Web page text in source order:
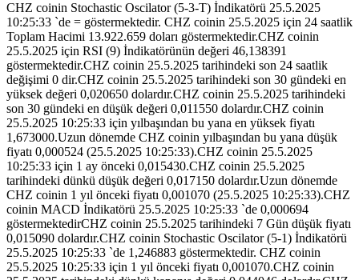
CHZ coinin Stochastic Oscilator (5-3-T) İndikatörü 25.5.2025
10:25:33 `de = göstermektedir. CHZ coinin 25.5.2025 için 24 saatlik
Toplam Hacimi 13.922.659 doları göstermektedir.CHZ coinin
25.5.2025 için RSI (9) İndikatörünün değeri 46,138391
göstermektedir.CHZ coinin 25.5.2025 tarihindeki son 24 saatlik
değişimi 0 dir.CHZ coinin 25.5.2025 tarihindeki son 30 gündeki en
yüksek değeri 0,020650 dolardır.CHZ coinin 25.5.2025 tarihindeki
son 30 gündeki en düşük değeri 0,011550 dolardır.CHZ coinin
25.5.2025 10:25:33 için yılbaşından bu yana en yüksek fiyatı
1,673000.Uzun dönemde CHZ coinin yılbaşından bu yana düşük
fiyatı 0,000524 (25.5.2025 10:25:33).CHZ coinin 25.5.2025
10:25:33 için 1 ay önceki 0,015430.CHZ coinin 25.5.2025
tarihindeki dünkü düşük değeri 0,017150 dolardır.Uzun dönemde
CHZ coinin 1 yıl önceki fiyatı 0,001070 (25.5.2025 10:25:33).CHZ
coinin MACD İndikatörü 25.5.2025 10:25:33 `de 0,000694
göstermektedirCHZ coinin 25.5.2025 tarihindeki 7 Gün düşük fiyatı
0,015090 dolardır.CHZ coinin Stochastic Oscilator (5-1) İndikatörü
25.5.2025 10:25:33 `de 1,246883 göstermektedir. CHZ coinin
25.5.2025 10:25:33 için 1 yıl önceki fiyatı 0,001070.CHZ coinin